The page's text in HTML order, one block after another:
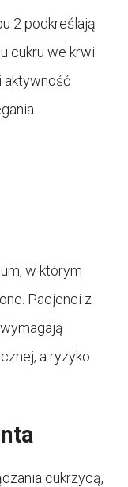
2 podkreślają
cukru we krwi.
aktywność
w którym
Pacjenci z
a ryzyko
cukrzycą,